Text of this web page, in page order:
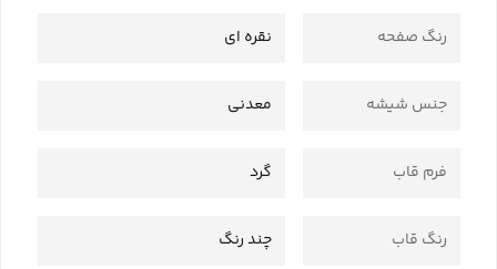
رنگ صفحه نقره ای
جنس شیشه معدنی
فرم قاب گرد
رنگ قاب چند رنگ